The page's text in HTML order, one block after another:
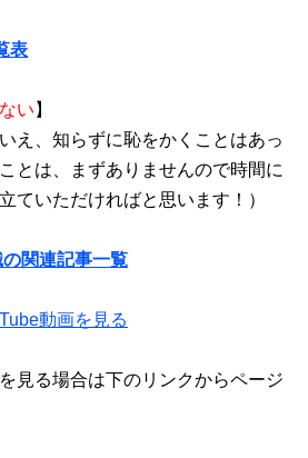
表
い 】
え、知らずに恥をかくことはあっ
とは、まずありませんので時間に
ていただければと思います！）
関連記事一覧
動画を見る
見る場合は下のリンクからページ